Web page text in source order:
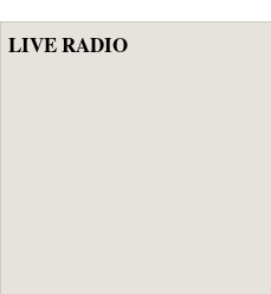
LIVE RADIO